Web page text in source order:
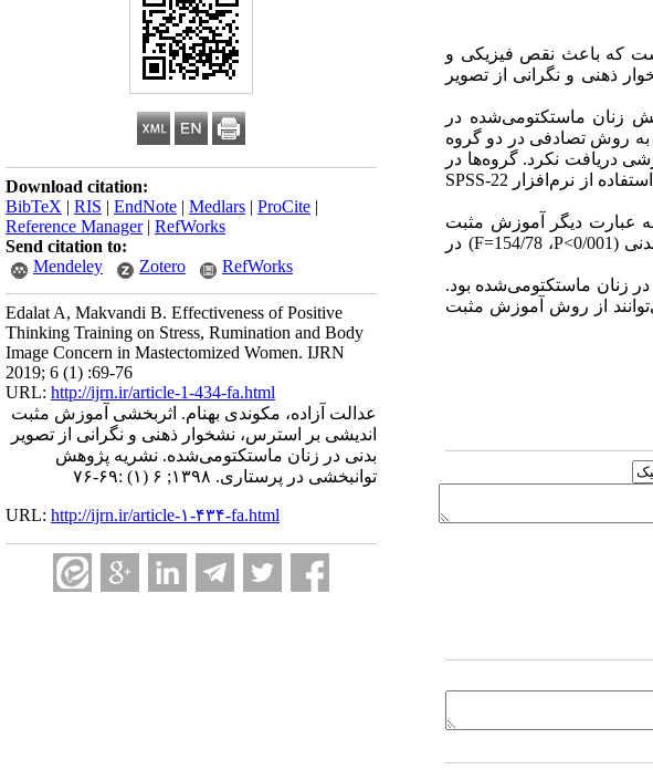
Download citation:
BibTeX | RIS | EndNote | Medlars | ProCite |
Reference Manager| RefWorks
Send citation to:
Mendeley
Zotero RefWorks
Edalat A, Makvandi B. Effectiveness of Positive
Thinking Training on Stress, Rumination and Body
Image Concern in Mastectomized Women. IJRN
2019; 6 (1) :69-76
URL: http://ijrn.ir/article-1-434-fa.html
عدالت آزاده، مکوندی بهنام. اثربخشی آموزش مثبت
اندیشی بر استرس، نشخوار ذهنی و نگرانی از تصویر
بدنی در زنان ماستکتومی‌شده. نشریه پژوهش
توانبخشی در پرستاری. ۱۳۹۸; ۶ (۱) :۶۹-۷۶
URL: http://ijrn.ir/article-۱-۴۳۴-fa.html
که باعث نقص فیزیکی و
ذهنی و نگرانی از تصویر
زنان ماستکتومی‌شده در
در دسترس انتخاب و به روش تصادفی در دو گروه
آموزشی دریافت نکرد. گروه‌ها در
از نرم‌افزار SPSS-22
عبارت دیگر آموزش مثبت
001
P<، 154/78 F=) در
زنان ماستکتومی‌شده بود.
از روش آموزش مثبت